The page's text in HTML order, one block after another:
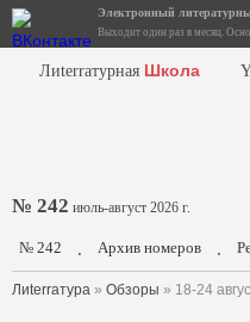
Электронный
Выходит один раз в месяц.
Лиterraтурная Школа
№ 242 июль-август 2026 г.
№ 242 . Архив номеров .
Лиterraтура » Обзоры » 18-24